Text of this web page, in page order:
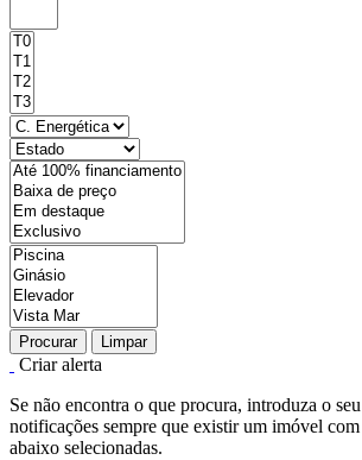
Procurar Limpar
Criar alerta
Se não encontra o que procura, introduza o
notificações sempre que existir um imóvel com
abaixo selecionadas.